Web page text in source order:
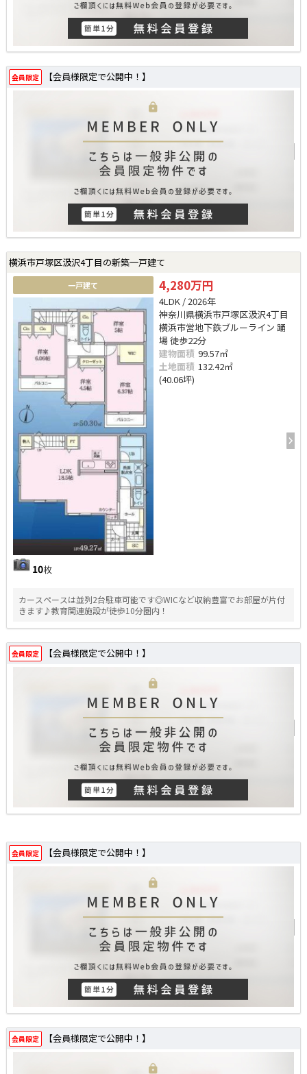
会員限定 【会員様限定で公開中！】
横浜市戸塚区汲沢4丁目の新築一戸建て
一戸建て
10枚
4,280万円
4LDK / 2026年
神奈川県横浜市戸塚区汲沢4丁目
横浜市営地下鉄ブルーライン 踊
場 徒歩22分
建物面積 99.57㎡
土地面積 132.42㎡
(40.06坪)
カースペースは並列2台駐車可能です◎WICなど収納豊富でお部屋が片付
きます♪教育関連施設が徒歩10分圏内！
会員限定 【会員様限定で公開中！】
会員限定 【会員様限定で公開中！】
会員限定 【会員様限定で公開中！】